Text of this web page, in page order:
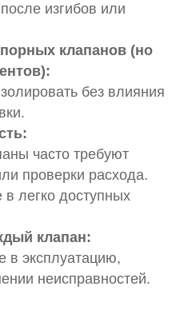
изгибов или
клапанов (но
без влияния
часто требуют
проверки расхода.
в легко доступных
клапан:
в эксплуатацию,
неисправностей.